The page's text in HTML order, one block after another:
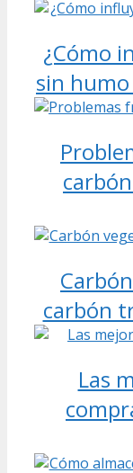
¿Cómo
sin humo
carbón
Las